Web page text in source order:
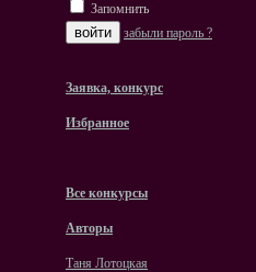
Запомнить
забыли пароль ?
Заявка, конкурс
Избранное
Все конкурсы
Авторы
Таня Лотоцкая